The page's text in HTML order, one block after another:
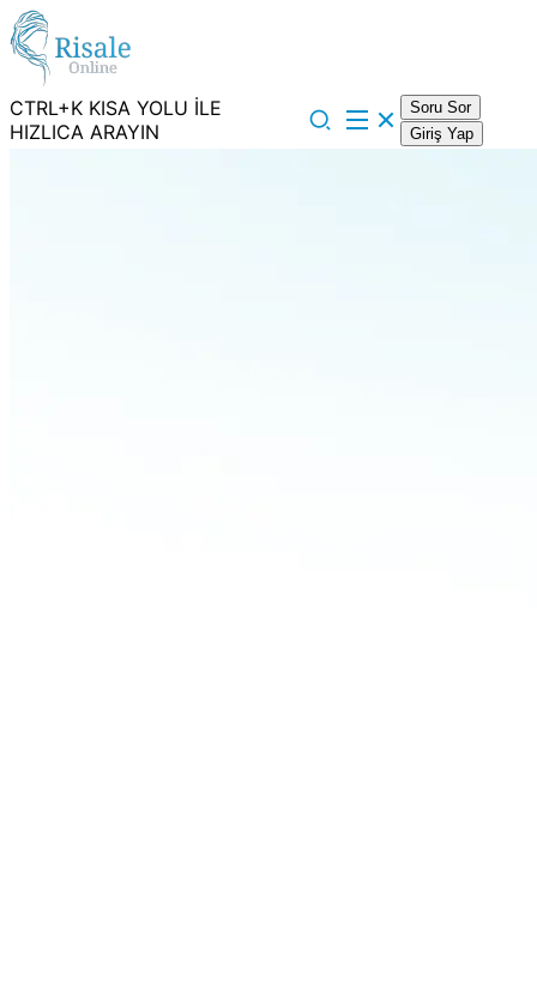
CTRL+K KISA YOLU İLE
HIZLICA ARAYIN
Soru Sor
Giriş Yap